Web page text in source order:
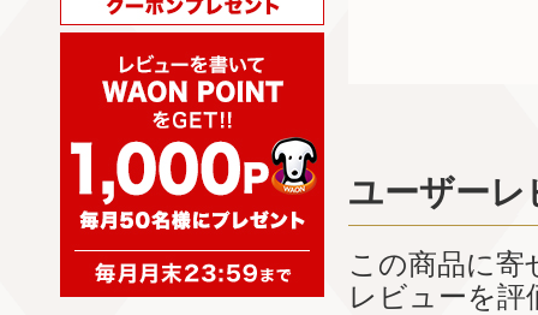
ユーザーレ
この商品に
レビューを評